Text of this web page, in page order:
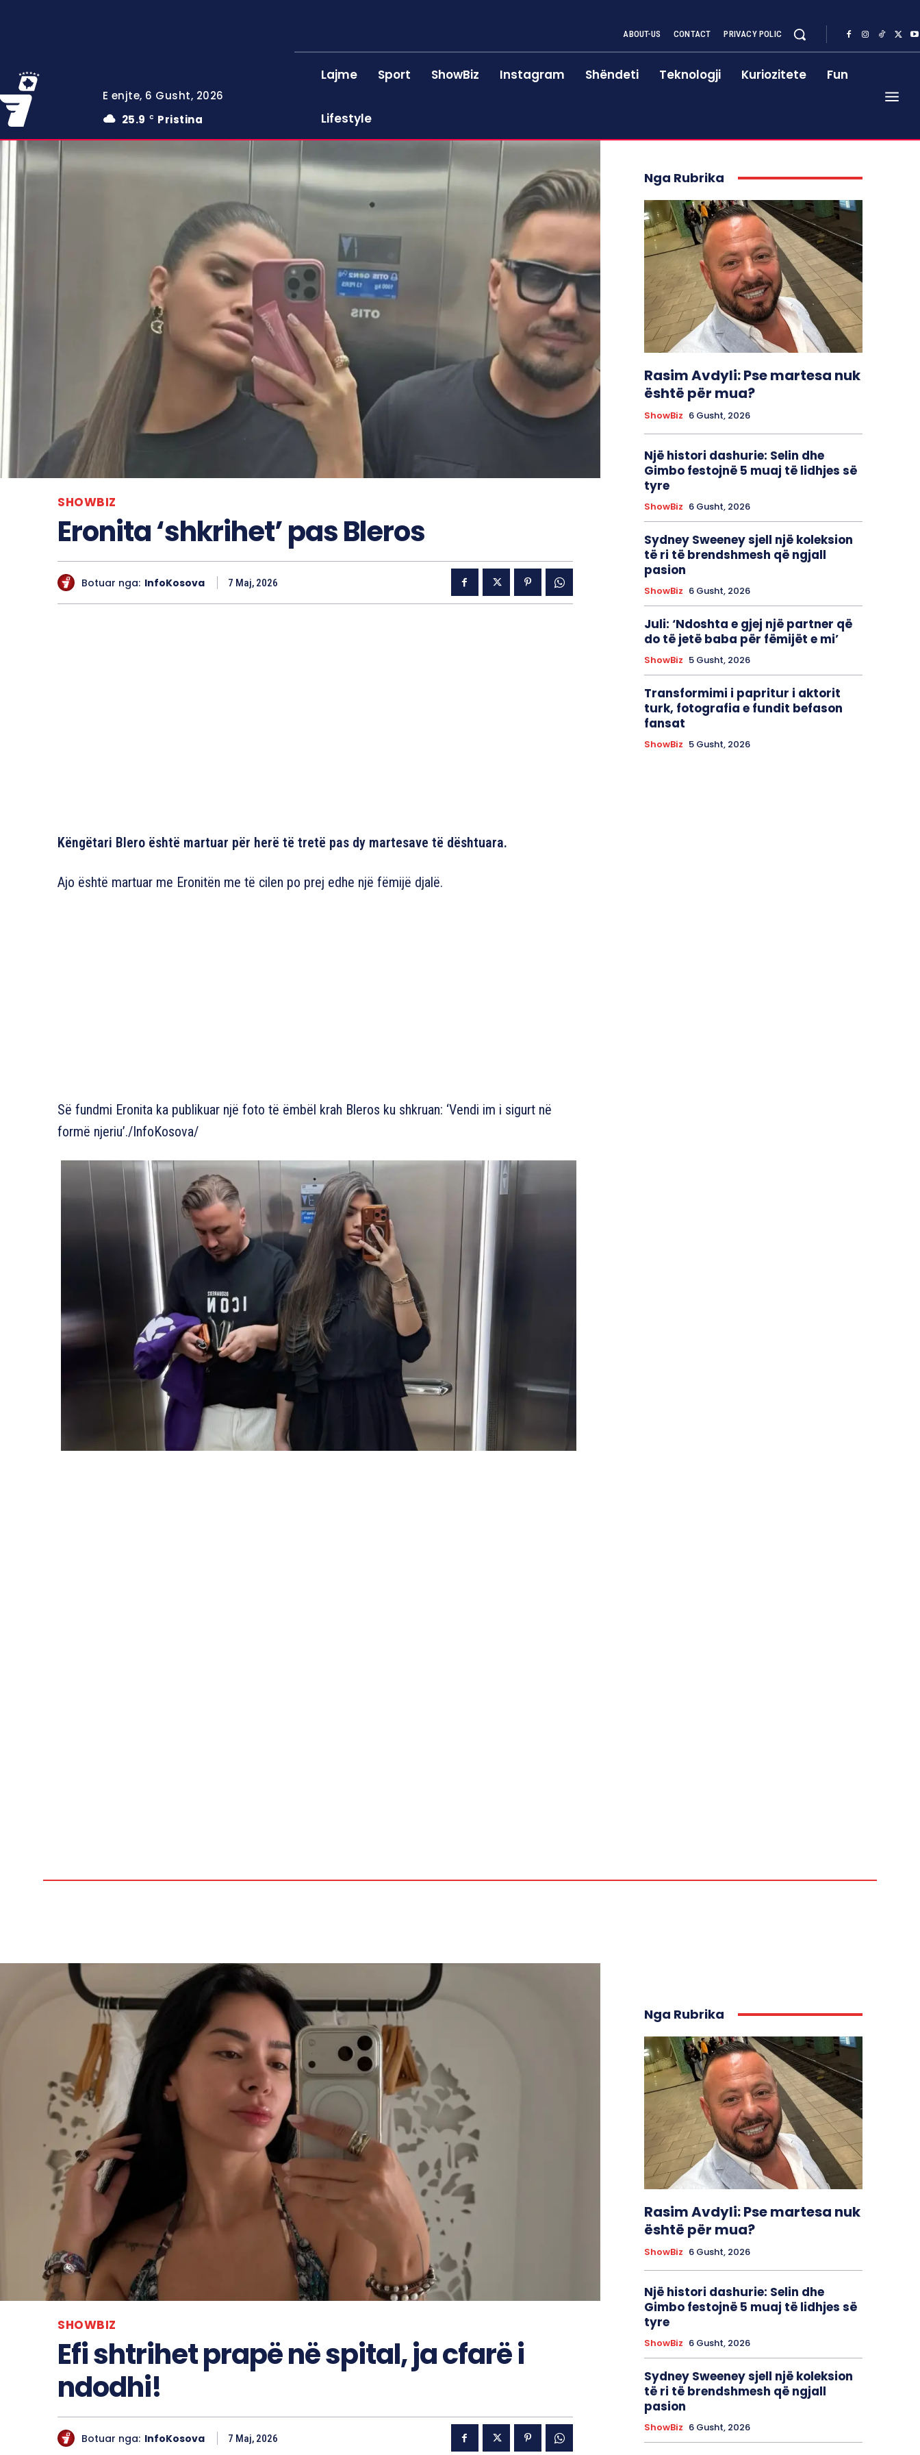
E enjte, 6 Gusht, 2026
25.9
C Pristina
ABOUT-US CONTACT PRIVACY POLIC
Lajme Sport ShowBiz Instagram Shëndeti Teknologji Kuriozitete Fun
Lifestyle
SHOWBIZ
Eronita ‘shkrihet’ pas Bleros
Botuar nga: InfoKosova 7 Maj, 2026
Këngëtari Blero është martuar për herë të tretë pas dy martesave të dështuara.
Ajo është martuar me Eronitën me të cilen po prej edhe një fëmijë djalë.
Së fundmi Eronita ka publikuar një foto të ëmbël krah Bleros ku shkruan: ‘Vendi im i sigurt në
formë njeriu’./InfoKosova/
Nga Rubrika
Rasim Avdyli: Pse martesa nuk
është për mua?
ShowBiz 6 Gusht, 2026
Një histori dashurie: Selin dhe
Gimbo festojnë 5 muaj të lidhjes së
tyre
ShowBiz 6 Gusht, 2026
Sydney Sweeney sjell një koleksion
të ri të brendshmesh që ngjall
pasion
ShowBiz 6 Gusht, 2026
Juli: ‘Ndoshta e gjej një partner që
do të jetë baba për fëmijët e mi’
ShowBiz 5 Gusht, 2026
Transformimi i papritur i aktorit
turk, fotografia e fundit befason
fansat
ShowBiz 5 Gusht, 2026